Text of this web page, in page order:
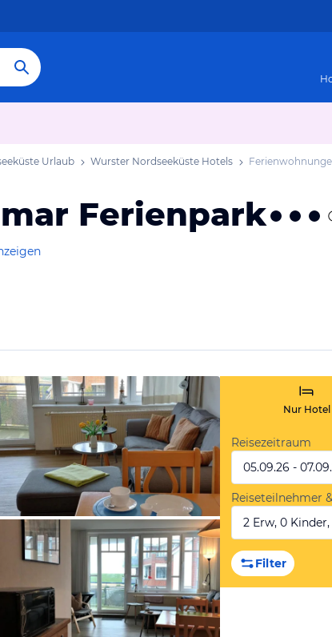
Urlaub Wurster Nordseeküste Hotels
Ferienpark
von Booking.com
Nur Hotel
Reisezeitraum
05.09.26 -
Reiseteilnehmer
2 Erw, 0 Kinder,
Filter